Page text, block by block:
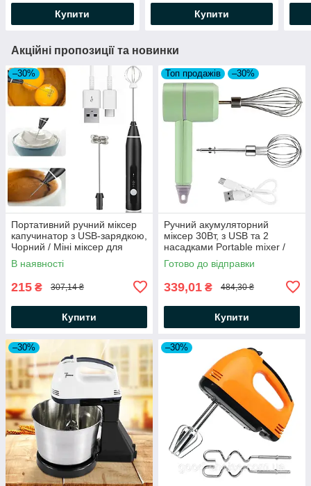
Купити Купити
Акційні пропозиції та новинки
–30%
Портативний ручний міксер
капучинатор з USB-зарядкою,
Чорний / Міні міксер для
збивання молока / Спінювач
В наявності
215 ₴ 307,14 ₴
Купити
Топ продажів –30%
Ручний акумуляторний
міксер 30Вт, з USB та 2
насадками Portable mixer /
Бездротовий портативний
міксер
Готово до відправки
339,01 ₴ 484,30 ₴
Купити
–30% –30%